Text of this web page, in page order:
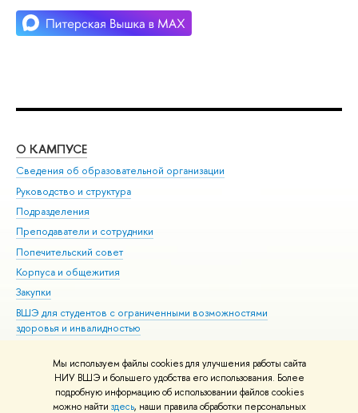
Мы используем файлы cookies для улучшения работы сайта
НИУ ВШЭ и большего удобства его использования. Более
подробную информацию об использовании файлов cookies
можно найти здесь, наши правила обработки персональных
О КАМПУСЕ
Сведения об образовательной организации
Руководство и структура
Подразделения
Преподаватели и сотрудники
Попечительский совет
Корпуса и общежития
Закупки
ВШЭ для студентов с ограниченными возможностями
здоровья и инвалидностью
Единая платежная страница